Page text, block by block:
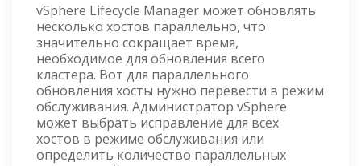
vSphere Lifecycle Manager может обновлять
несколько хостов параллельно, что
значительно сокращает время,
необходимое для обновления всего
кластера. Вот для параллельного
обновления хосты нужно перевести в режим
обслуживания. Администратор vSphere
может выбрать исправление для всех
хостов в режиме обслуживания или
определить количество параллельных